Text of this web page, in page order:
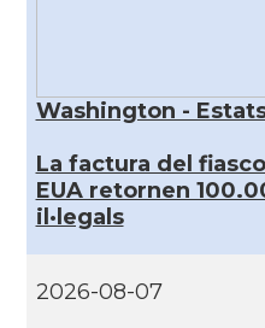
Washington -
La factura del
EUA retornen
il·legals
2026-08-07